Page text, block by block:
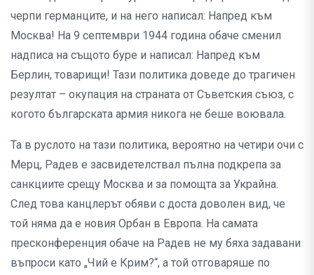
черпи германците, и на него написал: Напред към
Москва! На 9 септември 1944 година обаче сменил
надписа на същото буре и написал: Напред към
Берлин, товарищи! Тази политика доведе до трагичен
резултат – окупация на страната от Съветския съюз, с
когото българската армия никога не беше воювала.
Та в руслото на тази политика, вероятно на четири очи с
Мерц, Радев е засвидетелствал пълна подкрепа за
санкциите срещу Москва и за помощта за Украйна.
След това канцлерът обяви с доста доволен вид, че
той няма да е новия Орбан в Европа. На самата
пресконференция обаче на Радев не му бяха задавани
въпроси като „Чий е Крим?“, а той отговаряше по